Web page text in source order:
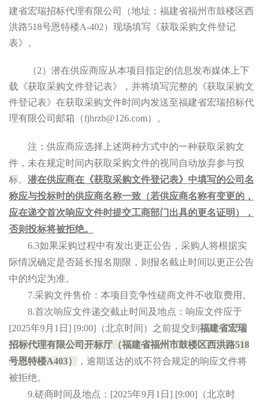
建省宏瑞招标代理有限公司（地址：福建省福州市鼓楼区西
洪路518号恩特楼A-402）现场填写《获取采购文件登记
表》。
（2）潜在供应商应从本项目指定的信息发布媒体上下
载《获取采购文件登记表》，并将填写完整的《获取采购文
件登记表》在获取采购文件时间内发送至福建省宏瑞招标代
理有限公司邮箱（fjhrzb@126.com）。
注：供应商应选择上述两种方式中的一种获取采购文
件，未在规定时间内获取采购文件的视同自动放弃参与投
标。 潜在供应商在《获取采购文件登记表》中填写的公司名
称应与投标时的供应商名称一致（若供应商名称有变更的，
应在递交首次响应文件时提交工商部门出具的更名证明），
否则投标将被拒绝。
6.3如果采购过程中有发出更正公告，采购人将根据实
际情况确定是否延长报名期限，则报名截止时间以更正公告
中的约定为准。
7.采购文件售价：本项目竞争性磋商文件不收取费用。
8.首次响应文件递交截止时间及地点：响应文件应于
[2025年9月 1 日 ] [9:00]（北京时间）之前提交到 福建省宏瑞
招标代理有限公司开标厅（福建省福州市鼓楼区西洪路518
号恩特楼A403）
，逾期送达的或不符合规定的响应文件将
被拒绝。
9.磋商时间及地点：[2025年9月 1 日 ] [9:00]（北京时